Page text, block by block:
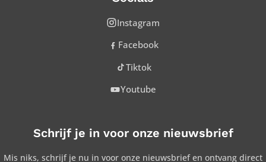
Instagram
Facebook
Tiktok
Youtube
Schrijf je in voor onze nieuwsbrief
Mis niks, schrijf je nu in voor onze nieuwsbrief en ontvang direct